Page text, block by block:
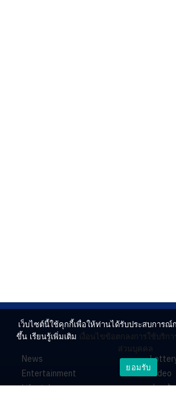
News
Entertainment
Lifestyle
Video
ร่วมด้
เว็บไซต์นี้ใช้คุกกี้เพื่อให้ท่านได้รับประสบการณ์
ขึ้น เรียนรู้เพิ่มเติม เงื่อนไขข้อตกลงการใช้บริกา
ส่วนบุคคล
ยอมรับ